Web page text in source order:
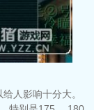
人影响十分大。